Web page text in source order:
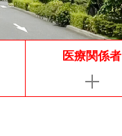
医療関係者